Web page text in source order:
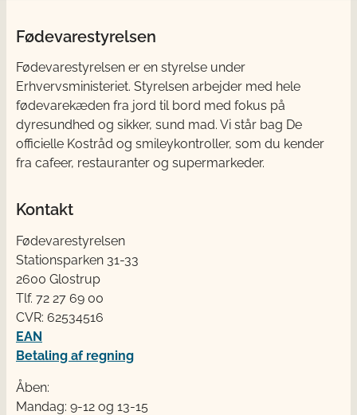
Fødevarestyrelsen
Fødevarestyrelsen er en styrelse under
Erhvervsministeriet. Styrelsen arbejder med hele
fødevarekæden fra jord til bord med fokus på
dyresundhed og sikker, sund mad. Vi står bag De
officielle Kostråd og smileykontroller, som du kender
fra cafeer, restauranter og supermarkeder.
Kontakt
Fødevarestyrelsen
Stationsparken 31-33
2600 Glostrup
Tlf. 72 2​​​7 69 00
CVR: 62534516
EAN
Betaling af regning
Åben:
Mandag: 9-12 og 13-15